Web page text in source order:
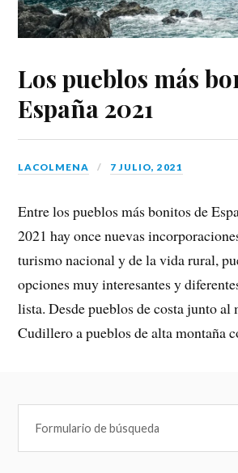
Los pueblos más
España 2021
LACOLMENA 7 JULIO, 2021
Entre los pueblos más bonitos de
2021 hay once nuevas
turismo nacional y de la vida rural,
opciones muy interesantes y
lista. Desde pueblos de costa junto
Cudillero a pueblos de alta montaña